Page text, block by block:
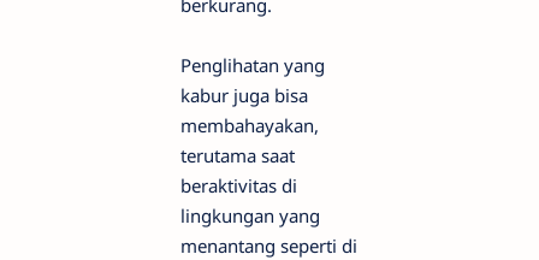
berkurang.
Penglihatan yang
kabur juga bisa
membahayakan,
terutama saat
beraktivitas di
lingkungan yang
menantang seperti di